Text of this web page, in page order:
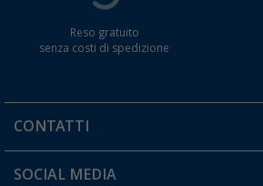
Reso gratuito
senza costi di spedizione
CONTATTI
Orari di apertura del servizio:
SOCIAL MEDIA